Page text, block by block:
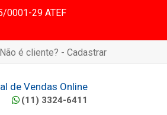
0001-29 ATEF
Não é cliente? - Cadastrar
de Vendas Online
(11) 3324-6411